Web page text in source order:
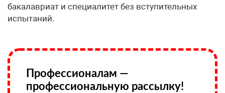
бакалавриат и специалитет без вступительных
испытаний.
Профессионалам —
профессиональную рассылку!